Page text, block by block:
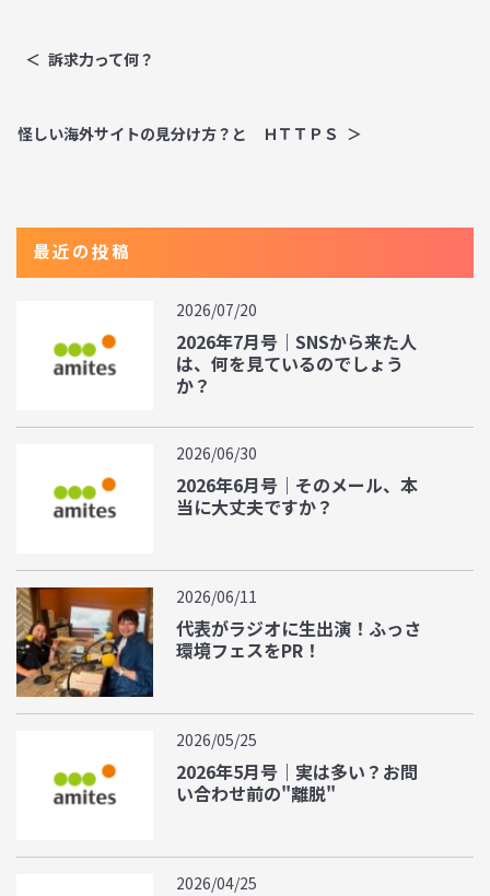
訴求力って何？
怪しい海外サイトの見分け方？と ＨＴＴＰＳ
最近の投稿
2026/07/20
2026年7月号｜SNSから来た人
は、何を見ているのでしょう
か？
2026/06/30
2026年6月号｜そのメール、本
当に大丈夫ですか？
2026/06/11
代表がラジオに生出演！ふっさ
環境フェスをPR！
2026/05/25
2026年5月号｜実は多い？お問
い合わせ前の"離脱"
2026/04/25